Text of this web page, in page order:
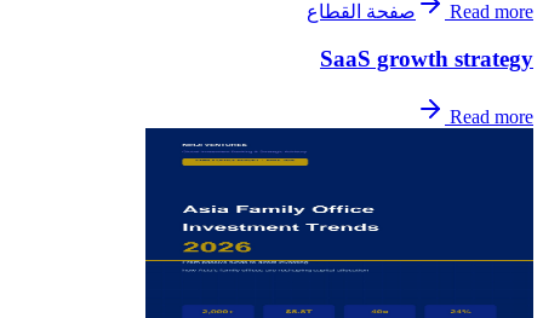
Read more صفحة القطاع
SaaS growth strategy
Read more